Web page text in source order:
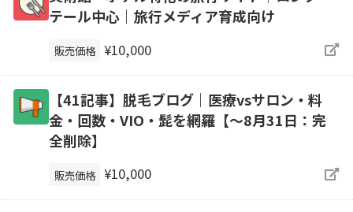
テール中心｜旅行メディア育成向け
販売価格 ¥10,000
【41記事】脱毛ブログ｜医療vsサロン・料
金・回数・VIO・髭を網羅【～8月31日：完
全削除】
販売価格 ¥10,000